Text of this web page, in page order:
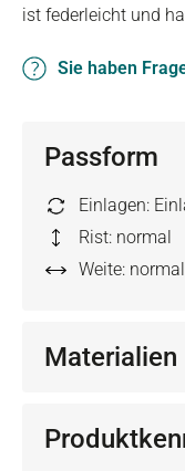
ist federleicht und
Sie haben
Passform
Einlagen:
Rist: normal
Weite:
Materialien